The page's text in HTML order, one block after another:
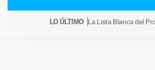
LO ÚLTIMO La Lista Blanca del